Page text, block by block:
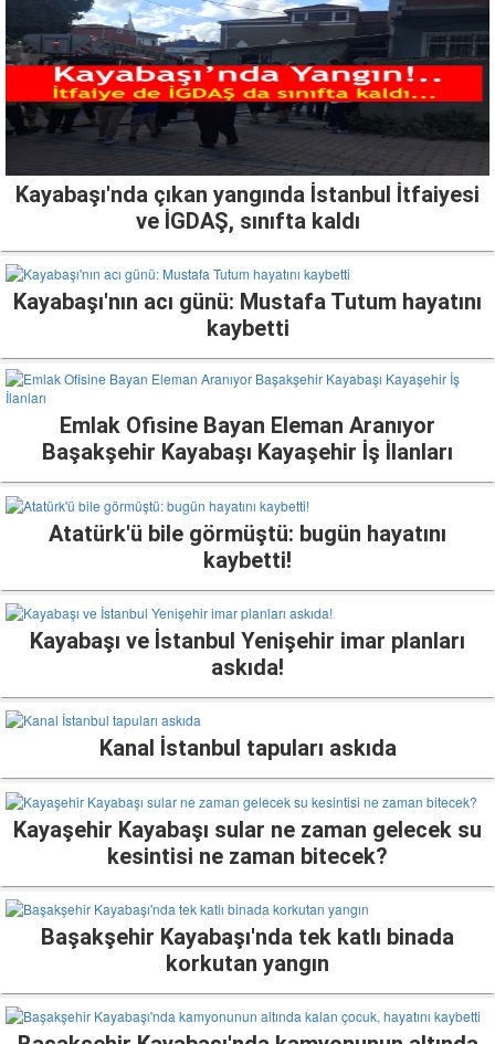
Kayabaşı'nda çıkan yangında İstanbul İtfaiyesi
ve İGDAŞ, sınıfta kaldı
Kayabaşı'nın acı günü: Mustafa Tutum hayatını
kaybetti
Emlak Ofisine Bayan Eleman Aranıyor
Başakşehir Kayabaşı Kayaşehir İş İlanları
Atatürk'ü bile görmüştü: bugün hayatını
kaybetti!
Kayabaşı ve İstanbul Yenişehir imar planları
askıda!
Kanal İstanbul tapuları askıda
Kayaşehir Kayabaşı sular ne zaman gelecek su
kesintisi ne zaman bitecek?
Başakşehir Kayabaşı'nda tek katlı binada
korkutan yangın